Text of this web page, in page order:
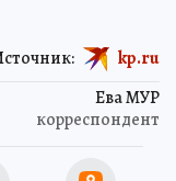
Ева МУР
корреспондент
kp.ru